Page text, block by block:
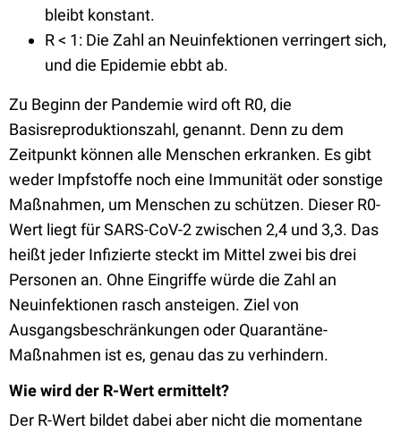
bleibt konstant.
R < 1: Die Zahl an Neuinfektionen verringert sich,
und die Epidemie ebbt ab.
Zu Beginn der Pandemie wird oft R0, die
Basisreproduktionszahl, genannt. Denn zu dem
Zeitpunkt können alle Menschen erkranken. Es gibt
weder Impfstoffe noch eine Immunität oder sonstige
Maßnahmen, um Menschen zu schützen. Dieser R0-
Wert liegt für SARS-CoV-2 zwischen 2,4 und 3,3. Das
heißt jeder Infizierte steckt im Mittel zwei bis drei
Personen an. Ohne Eingriffe würde die Zahl an
Neuinfektionen rasch ansteigen. Ziel von
Ausgangsbeschränkungen oder Quarantäne-
Maßnahmen ist es, genau das zu verhindern.
Wie wird der R-Wert ermittelt?
Der R-Wert bildet dabei aber nicht die momentane